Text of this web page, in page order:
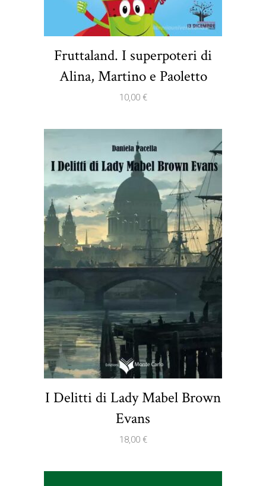
Fruttaland. I superpoteri di
Alina, Martino e Paoletto
10,00 €
I Delitti di Lady Mabel Brown
Evans
18,00 €